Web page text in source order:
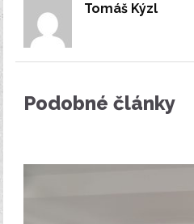
Tomáš Kýzl
Podobné články